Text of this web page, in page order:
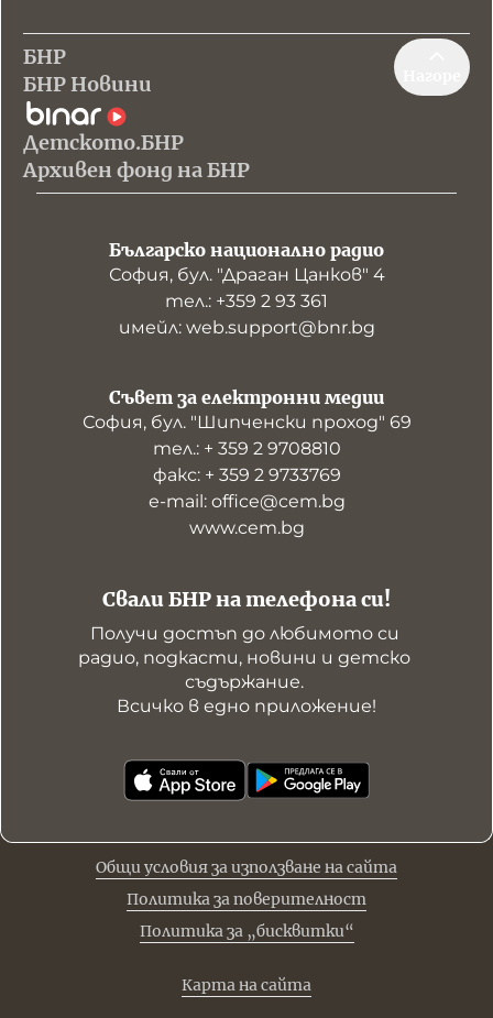
БНР
БНР Новини
Детското.БНР
Архивен фонд на БНР
Българско национално радио
София, бул. "Драган Цанков" 4
тел.: +359 2 93 361
имейл: web.support@bnr.bg
Свали БНР на телефона си!
Получи достъп до любимото си
радио, подкасти, новини и детско
съдържание.
Всичко в едно приложение!
Съвет за електронни медии
София, бул. "Шипченски проход" 69
тел.: + 359 2 9708810
факс: + 359 2 9733769
е-mail: office@cem.bg
www.cem.bg
Общи условия за използване на сайта
Политика за поверителност
Политика за „бисквитки“
Карта на сайта